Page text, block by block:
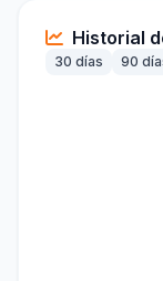
Historial
30 días 90